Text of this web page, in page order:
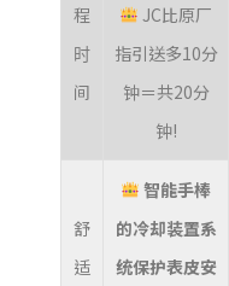
程
时
间
JC比原厂
指引送多10分
钟＝共20分
钟!
舒
适
智能手棒
的冷却装置系
统保护表皮安